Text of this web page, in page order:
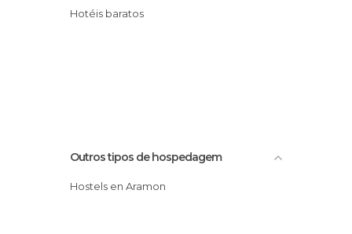
Hotéis baratos
Outros tipos de hospedagem
Hostels en Aramon